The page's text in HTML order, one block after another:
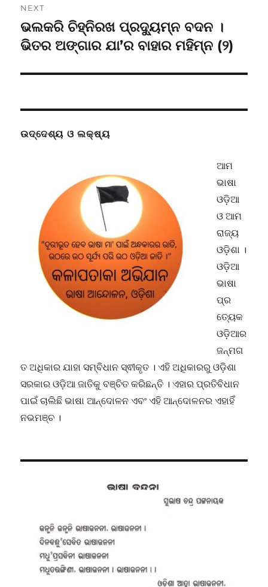
NEXT
Next
post:
ଭଲକରି ଚିହ୍ନିରଖ ପ୍ରଦ୍ୟୁମ୍ନ ବଦନ ।
ଭିତର ଅଙ୍ଗାର ଯା’ର ବାହାର ମହିମ୍ନ (୨)
ଉଦ୍ଦେଶ୍ୟ ଓ ଲକ୍ଷ୍ୟ
ଆମ
ଭାଷା
ଓଡ଼ିଆ
ଓ ଆମ
ରାଜ୍ୟ
ଓଡ଼ିଶା ।
ଓଡ଼ିଆ
ଭାଷା
ପ୍ର
ତ୍ୟେକ
ଓଡ଼ିଆର
ଜନ୍ମଗ
ତ ଅଧିକାର ଯାହା ସମ୍ବିଧାନ ସ୍ଵୀକୃତ । ଏହି ଅଧିକାରରୁ ଓଡ଼ିଶା
ସରକାର ଓଡ଼ିଆ ଜାତିକୁ ବଞ୍ଚିତ କରିଛନ୍ତି । ଏହାର ପ୍ରତିବିଧାନ
ପାଇଁ ଚାଲିଛି ଭାଷା ଆନ୍ଦୋଳନ ଏବଂ ଏହି ଆନ୍ଦୋଳନର ଏହାହିଁ
ନଭମଞ୍ଚ ।